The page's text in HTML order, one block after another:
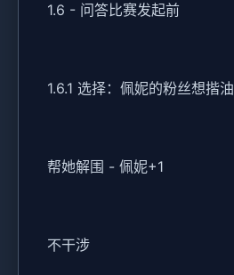
1.6 - 问答比赛发起前
1.6.1 选择：佩妮的粉丝想揩油
帮她解围 - 佩妮+1
不干涉